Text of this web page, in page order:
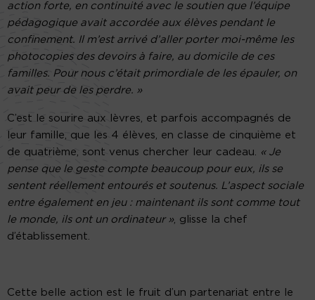
action forte, en continuité avec le soutien que l’équipe
pédagogique avait accordée aux élèves pendant le
confinement. Il m’est arrivé d’aller porter moi-même les
photocopies des devoirs à faire, au domicile de ces
familles. Pour nous c’était primordiale de les épauler, on
avait peur de les perdre. »
C’est le sourire aux lèvres, et parfois accompagnés de
leur famille, que les 4 élèves, en classe de cinquième et
de quatrième, sont venus chercher leur cadeau. « Je
pense que le geste compte beaucoup pour eux, ils se
sentent réellement entourés et soutenus. L’aspect sociale
entre également en jeu : maintenant ils sont comme tout
le monde, ils ont un ordinateur », glisse la chef
d’établissement.
Cette belle action est le fruit d’un partenariat entre le